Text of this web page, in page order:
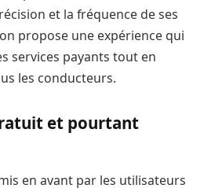
et la fréquence de ses
propose une expérience qui
services payants tout en
les conducteurs.
et pourtant
en avant par les utilisateurs